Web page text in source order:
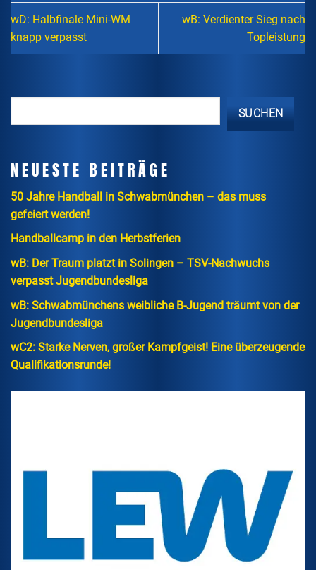
wD: Halbfinale Mini-WM
knapp verpasst
wB: Verdienter Sieg nach
Topleistung
SUCHEN
NEUESTE BEITRÄGE
50 Jahre Handball in Schwabmünchen – das muss
gefeiert werden!
Handballcamp in den Herbstferien
wB: Der Traum platzt in Solingen – TSV-Nachwuchs
verpasst Jugendbundesliga
wB: Schwabmünchens weibliche B-Jugend träumt von der
Jugendbundesliga
wC2: Starke Nerven, großer Kampfgeist! Eine überzeugende
Qualifikationsrunde!